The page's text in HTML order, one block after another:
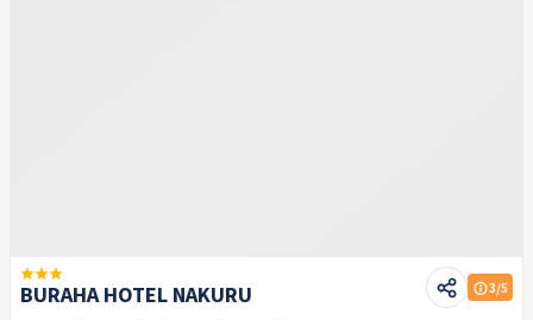
BURAHA HOTEL NAKURU 3/5